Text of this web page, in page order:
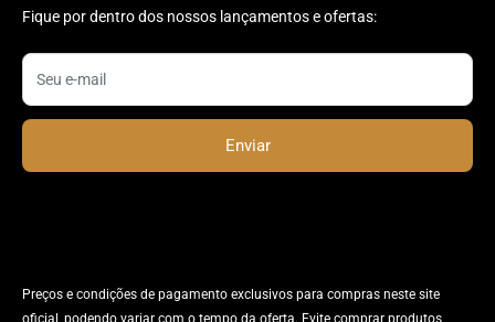
Contato
Fique por dentro dos nossos lançamentos e ofertas:
Seu e-mail
Enviar
Preços e condições de pagamento exclusivos para compras neste site
oficial, podendo variar com o tempo da oferta. Evite comprar produtos